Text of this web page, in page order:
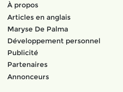
À propos
Articles en anglais
Maryse De Palma
Développement personnel
Publicité
Partenaires
Annonceurs